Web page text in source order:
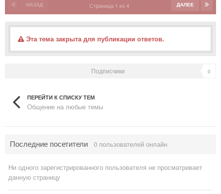
НАЗАД ДАЛЕЕ
Страница 1 из 4
Эта тема закрыта для публикации ответов.
Подписчики 0
ПЕРЕЙТИ К СПИСКУ ТЕМ
Общение на любые темы
Последние посетители 0 пользователей онлайн
Ни одного зарегистрированного пользователя не просматривает
данную страницу